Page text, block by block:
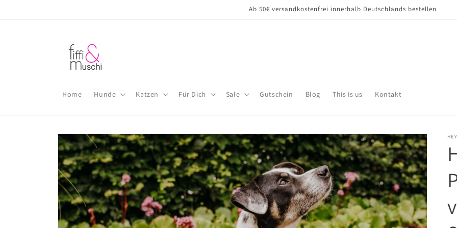
Ab 50€ versandkostenfrei innerhalb Deutschlands bestellen
Home Hunde Katzen Für Dich Sale Gutschein Blog This is us Kontakt
Zu
Produktinformationen
springen